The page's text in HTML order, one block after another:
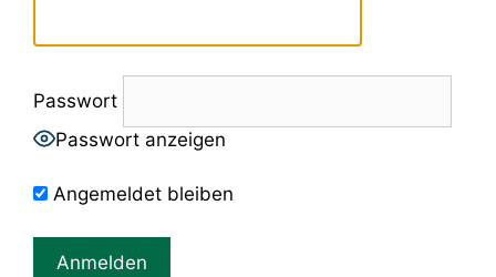
Passwort
Passwort anzeigen
Angemeldet bleiben